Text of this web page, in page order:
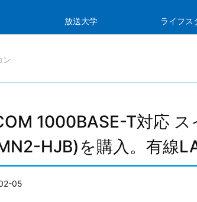
放送大学 ライフス
ン
1000BASE-T対応
HJB)を購入。有線
05